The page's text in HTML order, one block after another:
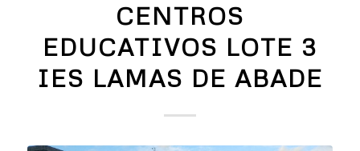
CENTROS
EDUCATIVOS LOTE 3
IES LAMAS DE ABADE